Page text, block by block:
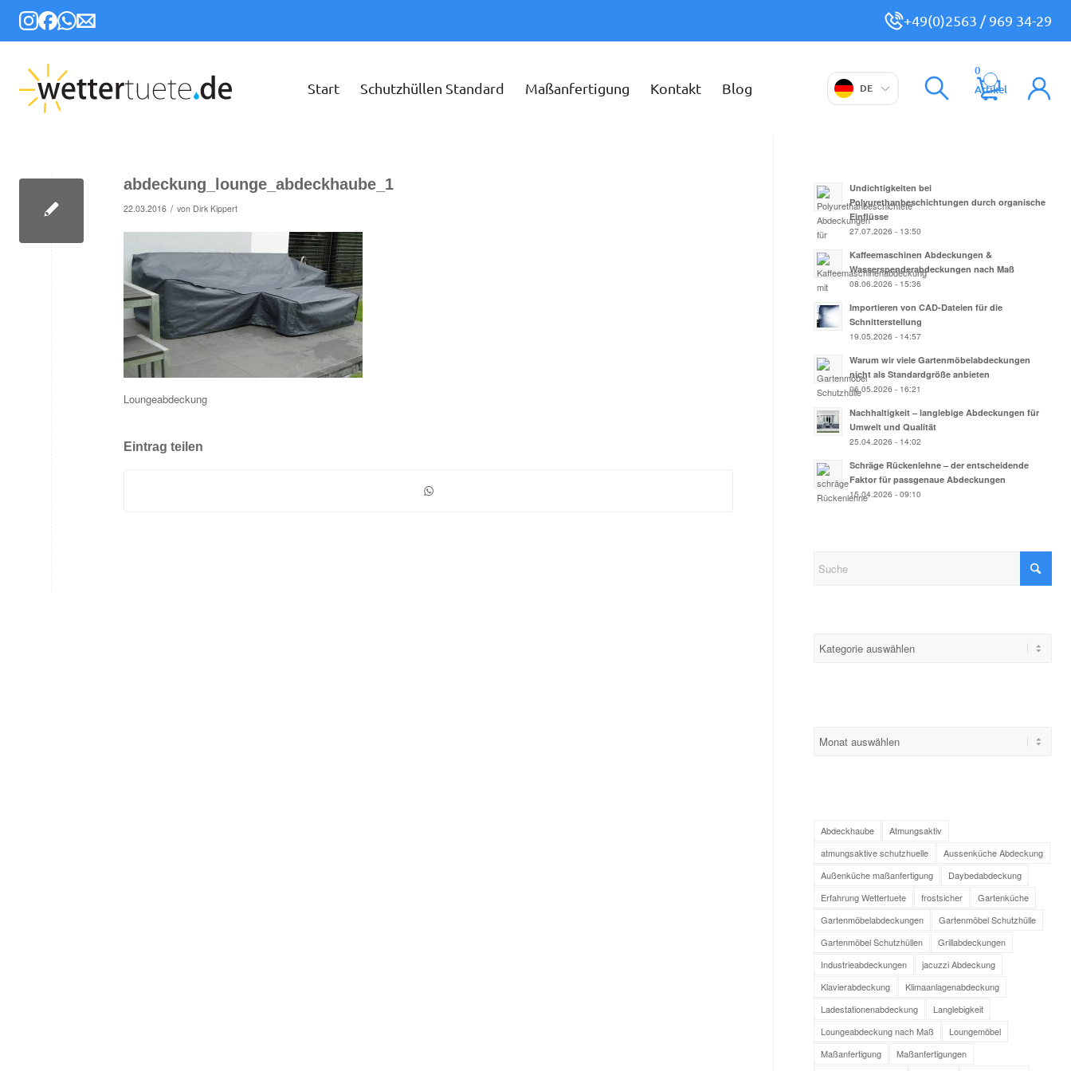
+49(0)2563 / 969 34-29
Start Schutzhüllen Standard Maßanfertigung Kontakt Blog DE
0
Artikel
abdeckung_lounge_abdeckhaube_1
22.03.2016 / von Dirk Kippert
Loungeabdeckung
Eintrag teilen
Undichtigkeiten bei
Polyurethanbeschichtungen durch organische
Einflüsse
27.07.2026 - 13:50
Kaffeemaschinen Abdeckungen &
Wasserspenderabdeckungen nach Maß
08.06.2026 - 15:36
Importieren von CAD-Dateien für die
Schnitterstellung
19.05.2026 - 14:57
Warum wir viele Gartenmöbelabdeckungen
nicht als Standardgröße anbieten
06.05.2026 - 16:21
Nachhaltigkeit – langlebige Abdeckungen für
Umwelt und Qualität
25.04.2026 - 14:02
Schräge Rückenlehne – der entscheidende
Faktor für passgenaue Abdeckungen
15.04.2026 - 09:10
Abdeckhaube
Atmungsaktiv
atmungsaktive schutzhuelle
Aussenküche Abdeckung
Außenküche maßanfertigung
Daybedabdeckung
Erfahrung Wettertuete
frostsicher
Gartenküche
Gartenmöbelabdeckungen
Gartenmöbel Schutzhülle
Gartenmöbel Schutzhüllen
Grillabdeckungen
Industrieabdeckungen
jacuzzi Abdeckung
Klavierabdeckung
Klimaanlagenabdeckung
Ladestationenabdeckung
Langlebigkeit
Loungeabdeckung nach Maß
Loungemöbel
Maßanfertigung
Maßanfertigungen